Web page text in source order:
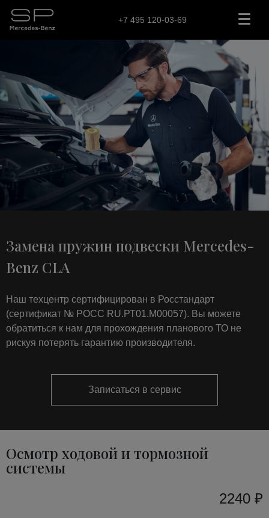
+7 495 120-03-69
Замена пружин подвески Mercedes-
Benz CLA
Наш техцентр сертифицирован в Росстандарт
(сертификат № РОСС RU.РТ01.М00057). Вы можете
обратиться к нам для прохождения планового ТО не
рискуя потерять гарантию производителя.
Записаться в сервис
Осмотр ходовой и тормозной
системы
2240 ₽